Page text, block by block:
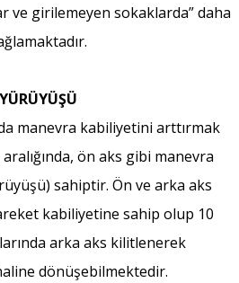
ve girilemeyen sokaklarda” daha
manevra kabiliyetini arttırmak
aralığında, ön aks gibi manevra
sahiptir. Ön ve arka aks
kabiliyetine sahip olup 10
arka aks kilitlenerek
dönüşebilmektedir.